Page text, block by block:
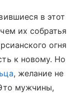
в этот
их собратья
огня
к новому. Но
, желание не
мужчины,